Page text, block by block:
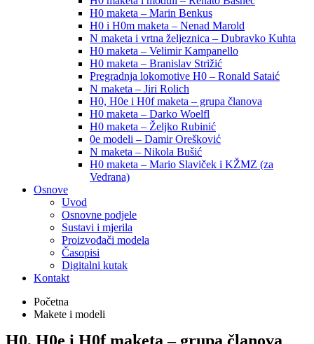
H0 maketa – Marin Benkus
H0 i H0m maketa – Nenad Marold
N maketa i vrtna željeznica – Dubravko Kuhta
H0 maketa – Velimir Kampanello
H0 maketa – Branislav Strižić
Pregradnja lokomotive H0 – Ronald Sataić
N maketa – Jiri Rolich
H0, H0e i H0f maketa – grupa članova
H0 maketa – Darko Woelfl
H0 maketa – Željko Rubinić
0e modeli – Damir Orešković
N maketa – Nikola Bušić
H0 maketa – Mario Slaviček i KŽMZ (za
Vedrana)
Osnove
Uvod
Osnovne podjele
Sustavi i mjerila
Proizvođači modela
Časopisi
Digitalni kutak
Kontakt
Početna
Makete i modeli